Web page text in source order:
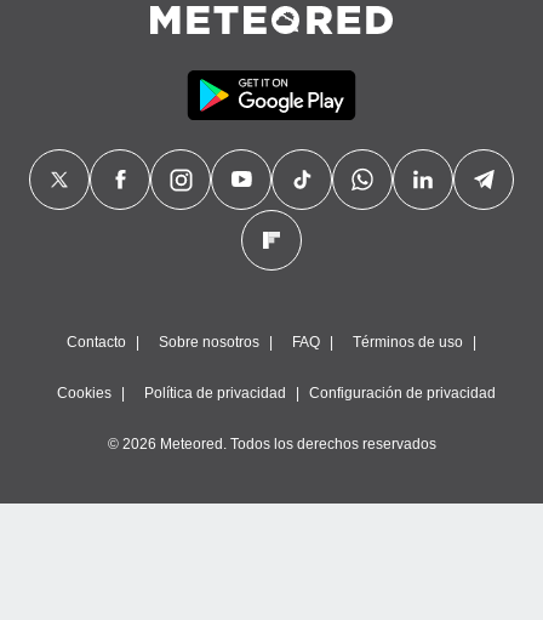
Contacto Sobre nosotros FAQ Términos de uso
Cookies Política de privacidad Configuración de privacidad
© 2026 Meteored. Todos los derechos reservados